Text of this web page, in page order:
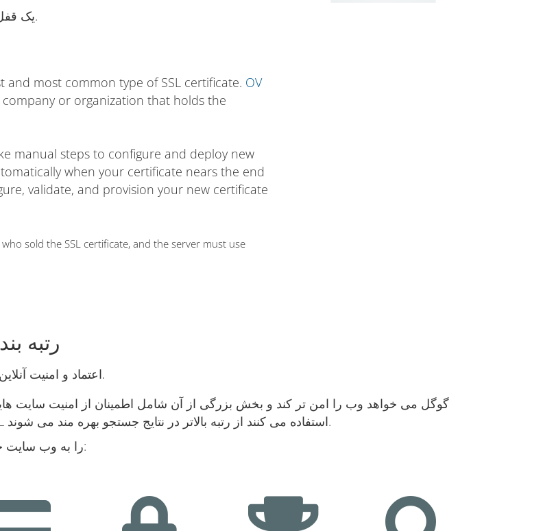
یک قفل در کنار آدرس وب خود در مرورگر قرار می دهد.
and most common type of SSL certificate. OV
or organization that holds the
manual steps to configure and deploy new
when your certificate nears the end
validate, and provision your new certificate
sold the SSL certificate, and the server must use
رتبه
اعتماد و امنیت آنلاین را برای بازدیدکنندگان وب سایت و کسب و کار خود ایجاد کنید.
گوگل می خواهد وب را امن تر کند و بخش بزرگی از آن شامل اطمینان از امنیت سایت
همین دلیل نشان داده شده است که وب سایت هایی که از SSL استفاده می کنند از رتبه بالاتر در نتایج جستجو بهره مند می شوند.
همچنین دلایل زیادی وجود دارد که چرا باید SSL را به وب سایت خود اضافه کنید: